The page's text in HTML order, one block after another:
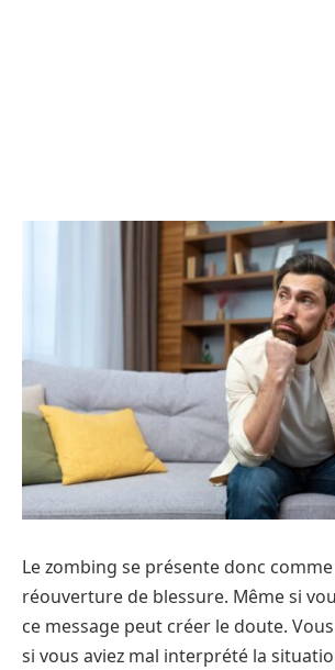
Le zombing se présente donc
réouverture de blessure. Même si
ce message peut créer le doute.
si vous aviez mal interprété la